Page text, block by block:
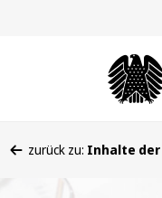
befinden
zurück zu: Inhalte